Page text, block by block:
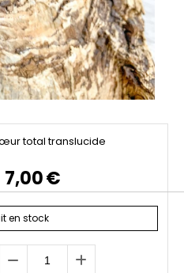
total translucide
7,00€
en stock